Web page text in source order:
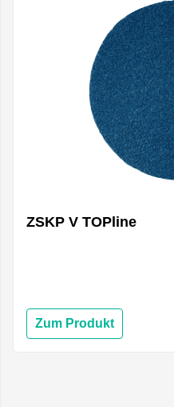
ZSKP V TOPline
Zum Produkt